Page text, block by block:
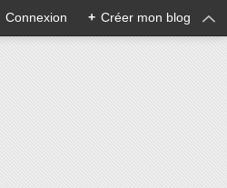
Connexion + Créer mon blog